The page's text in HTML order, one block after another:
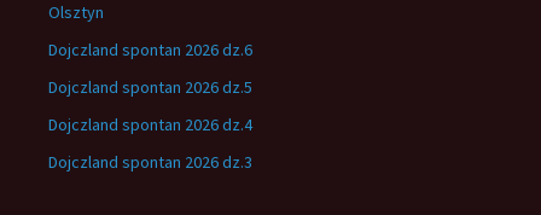
Olsztyn
Dojczland spontan 2026 dz.6
Dojczland spontan 2026 dz.5
Dojczland spontan 2026 dz.4
Dojczland spontan 2026 dz.3